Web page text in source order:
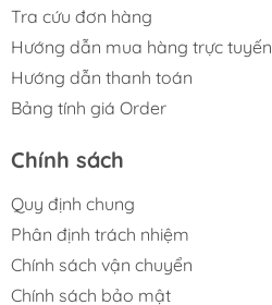
Tra cứu đơn hàng
Hướng dẫn mua hàng trực tuyến
Hướng dẫn thanh toán
Bảng tính giá Order
Chính sách
Quy định chung
Phân định trách nhiệm
Chính sách vận chuyển
Chính sách bảo mật